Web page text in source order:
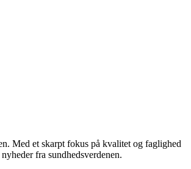
Med et skarpt fokus på kvalitet og faglighed
fra sundhedsverdenen.